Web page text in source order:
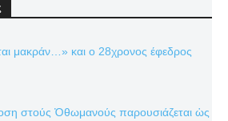
μακράν…» και ο 28χρονος έφεδρος
στούς Ὀθωμανούς παρουσιάζεται ὡς